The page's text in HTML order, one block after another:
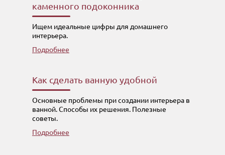
каменного подоконника
Ищем идеальные цифры для домашнего
интерьера.
Подробнее
Как сделать ванную удобной
Основные проблемы при создании интерьера в
ванной. Способы их решения. Полезные
советы.
Подробнее